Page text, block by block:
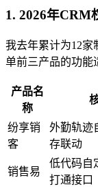
1. 2026年CRM
我去年累计为12家
单前三产品的功能
产品名
称
纷享销
客
外勤轨迹
存联动
销售易
低代码自
打通接口